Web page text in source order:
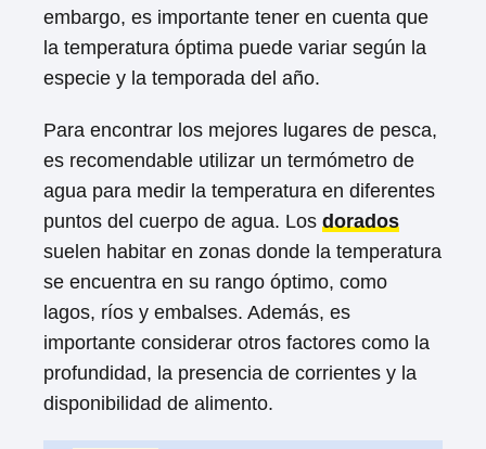
embargo, es importante tener en cuenta que
la temperatura óptima puede variar según la
especie y la temporada del año.
Para encontrar los mejores lugares de pesca,
es recomendable utilizar un termómetro de
agua para medir la temperatura en diferentes
puntos del cuerpo de agua. Los dorados
suelen habitar en zonas donde la temperatura
se encuentra en su rango óptimo, como
lagos, ríos y embalses. Además, es
importante considerar otros factores como la
profundidad, la presencia de corrientes y la
disponibilidad de alimento.